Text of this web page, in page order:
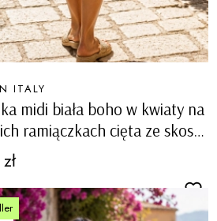
midi biała boho w kwiaty na
ramiączkach cięta ze skosu
ITALY